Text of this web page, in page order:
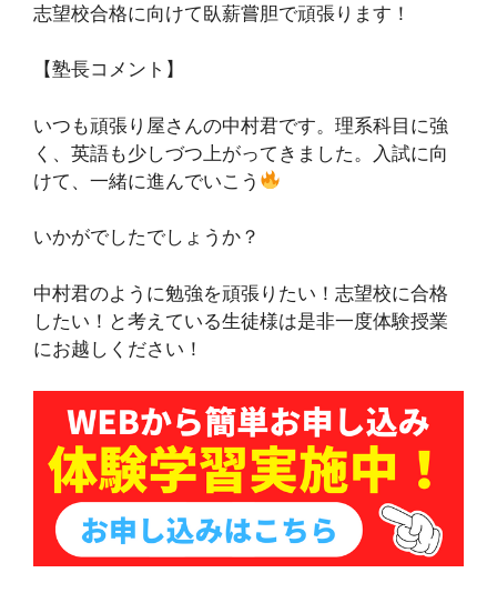
志望校合格に向けて臥薪嘗胆で頑張ります！
【塾長コメント】
いつも頑張り屋さんの中村君です。理系科目に強
く、英語も少しづつ上がってきました。入試に向
けて、一緒に進んでいこう
いかがでしたでしょうか？
中村君のように勉強を頑張りたい！志望校に合格
したい！と考えている生徒様は是非一度体験授業
にお越しください！